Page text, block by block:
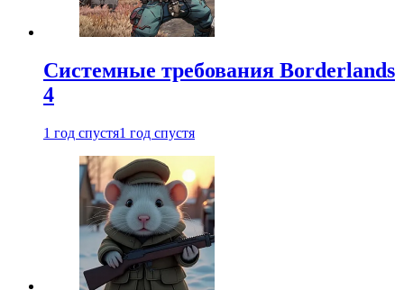
Системные требования Borderlands
4
1 год спустя1 год спустя